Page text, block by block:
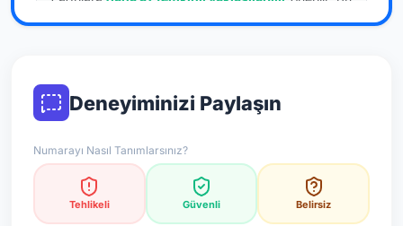
bir site hükmü değildir.
resmi doğrulama niteliği taşımaz.
güncellenir.
Deneyiminizi Paylaşın
Numarayı Nasıl Tanımlarsınız?
Tehlikeli Güvenli Belirsiz